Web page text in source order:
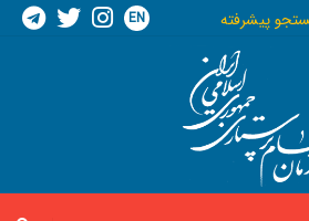
پیشرفته EN